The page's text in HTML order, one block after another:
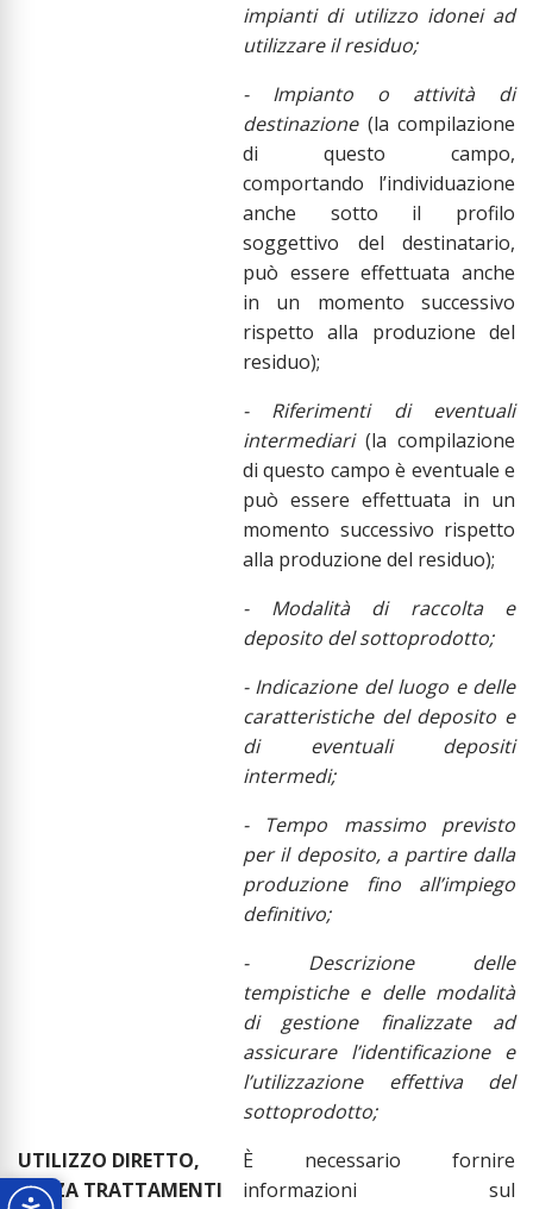
impianti di utilizzo idonei ad
utilizzare il residuo;
- Impianto o attività di
destinazione (la compilazione
di questo campo,
comportando l’individuazione
anche sotto il profilo
soggettivo del destinatario,
può essere effettuata anche
in un momento successivo
rispetto alla produzione del
residuo);
- Riferimenti di eventuali
intermediari (la compilazione
di questo campo è eventuale e
può essere effettuata in un
momento successivo rispetto
alla produzione del residuo);
- Modalità di raccolta e
deposito del sottoprodotto;
- Indicazione del luogo e delle
caratteristiche del deposito e
di eventuali depositi
intermedi;
- Tempo massimo previsto
per il deposito, a partire dalla
produzione fino all’impiego
definitivo;
- Descrizione delle
tempistiche e delle modalità
di gestione finalizzate ad
assicurare l’identificazione e
l’utilizzazione effettiva del
sottoprodotto;
UTILIZZO DIRETTO,
SENZA TRATTAMENTI
È necessario fornire
informazioni sul